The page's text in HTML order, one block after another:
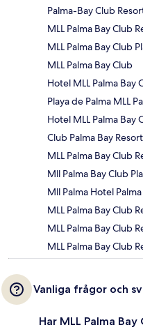
Palma-Bay Club
MLL Palma Bay Club
MLL Palma Bay Club
MLL Palma Bay Club
Hotel MLL Palma Bay
Playa de Palma MLL
Hotel MLL Palma Bay
Club Palma Bay Resort
MLL Palma Bay Club
Mll Palma Bay Club
Mll Palma Hotel
MLL Palma Bay Club
MLL Palma Bay Club
MLL Palma Bay Club
Vanliga frågor och
Har MLL Palma